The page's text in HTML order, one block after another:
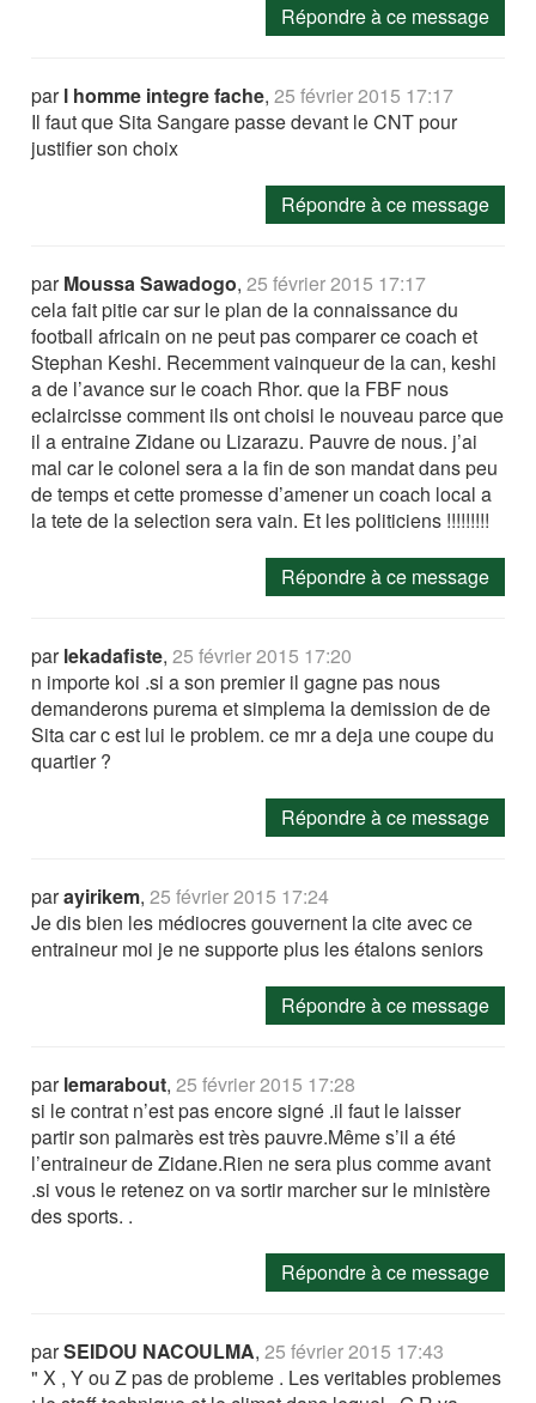
Répondre à ce message
parl homme integre fache,25 février 2015 17:17
Il faut que Sita Sangare passe devant le CNT pour
justifier son choix
Répondre à ce message
parMoussa Sawadogo,25 février 2015 17:17
cela fait pitie car sur le plan de la connaissance du
football africain on ne peut pas comparer ce coach et
Stephan Keshi. Recemment vainqueur de la can, keshi
a de l’avance sur le coach Rhor. que la FBF nous
eclaircisse comment ils ont choisi le nouveau parce que
il a entraine Zidane ou Lizarazu. Pauvre de nous. j’ai
mal car le colonel sera a la fin de son mandat dans peu
de temps et cette promesse d’amener un coach local a
la tete de la selection sera vain. Et les politiciens !!!!!!!!!
Répondre à ce message
parlekadafiste,25 février 2015 17:20
n importe koi .si a son premier il gagne pas nous
demanderons purema et simplema la demission de de
Sita car c est lui le problem. ce mr a deja une coupe du
quartier ?
Répondre à ce message
parayirikem,25 février 2015 17:24
Je dis bien les médiocres gouvernent la cite avec ce
entraineur moi je ne supporte plus les étalons seniors
Répondre à ce message
parlemarabout,25 février 2015 17:28
si le contrat n’est pas encore signé .il faut le laisser
partir son palmarès est très pauvre.Même s’il a été
l’entraineur de Zidane.Rien ne sera plus comme avant
.si vous le retenez on va sortir marcher sur le ministère
des sports. .
Répondre à ce message
parSEIDOU NACOULMA,25 février 2015 17:43
" X , Y ou Z pas de probleme . Les veritables problemes